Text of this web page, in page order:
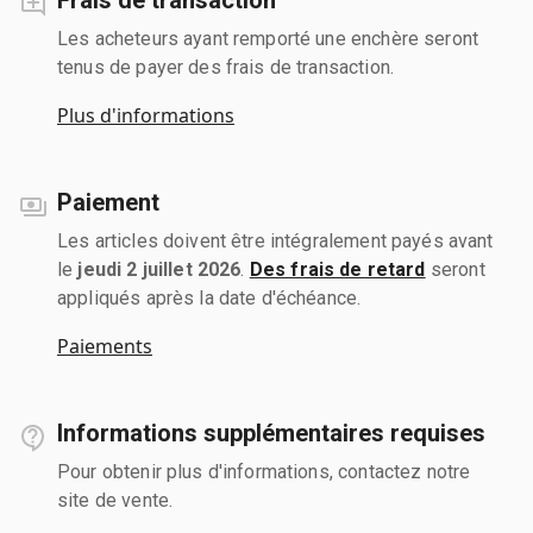
Les acheteurs ayant remporté une enchère seront
tenus de payer des frais de transaction.
Plus d'informations
Paiement
Les articles doivent être intégralement payés avant
le jeudi 2 juillet 2026 Des frais de retard seront
appliqués après la date d'échéance.
Paiements
Informations supplémentaires requises
Pour obtenir plus d'informations, contactez notre
site de vente.